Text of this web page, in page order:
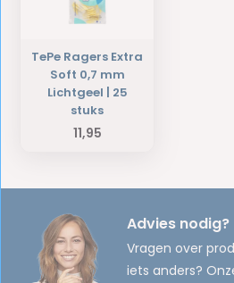
TePe Ragers Extra
Soft 0,7 mm
Lichtgeel | 25
stuks
11,95
Advies nodig?
Vragen over
iets anders?